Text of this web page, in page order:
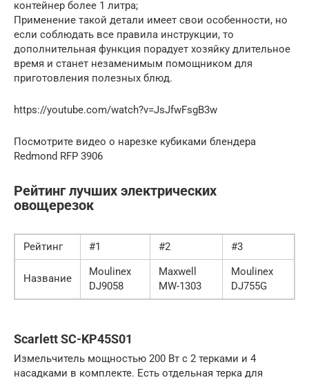
контейнер более 1 литра;
Применение такой детали имеет свои особенности, но
если соблюдать все правила инструкции, то
дополнительная функция порадует хозяйку длительное
время и станет незаменимым помощником для
приготовления полезных блюд.
https://youtube.com/watch?v=JsJfwFsgB3w
Посмотрите видео о нарезке кубиками блендера
Redmond RFP 3906
Рейтинг лучших электрических
овощерезок
Рейтинг #1 #2 #3
Название
Moulinex
DJ9058
Maxwell
MW-1303
Moulinex
DJ755G
Scarlett SC-KP45S01
Измельчитель мощностью 200 Вт с 2 терками и 4
насадками в комплекте. Есть отдельная терка для